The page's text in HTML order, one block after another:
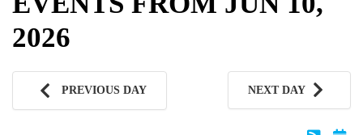
AUSBILDUNGTERMINE
KONTAKT
TANZMEISTER
2026
PREVIOUS DAY NEXT DAY